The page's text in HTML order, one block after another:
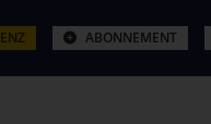
ABONNEMENT